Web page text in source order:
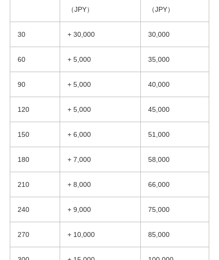
（JPY）
（JPY）
30 + 30,000 30,000
60 + 5,000 35,000
90 + 5,000 40,000
120 + 5,000 45,000
150 + 6,000 51,000
180 + 7,000 58,000
210 + 8,000 66,000
240 + 9,000 75,000
270 + 10,000 85,000